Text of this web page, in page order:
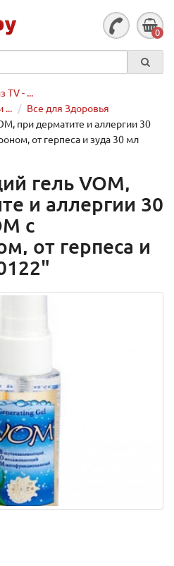
0
TV - ...
...
Все для Здоровья
при дерматите и аллергии 30
от герпеса и зуда 30 мл
гель VOM,
и аллергии 30
с
от герпеса и